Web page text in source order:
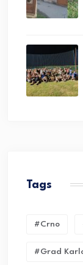
Tags
#crno
#grad